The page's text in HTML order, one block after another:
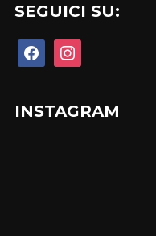
SEGUICI SU:
facebookinstagram
INSTAGRAM